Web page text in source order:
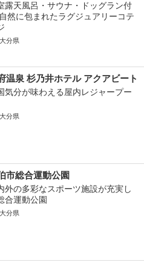
露天風呂・サウナ・ドッグラン付
然に包まれたラグジュアリーコテ
大分県
温泉 杉乃井ホテル アクアビート
気分が味わえる屋内レジャープー
大分県
市総合運動公園
外の多彩なスポーツ施設が充実し
合運動公園
大分県